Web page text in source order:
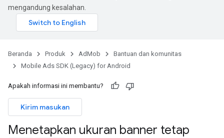
mengandung kesalahan.
Beranda Produk AdMob
Bantuan dan komunitas
Mobile Ads SDK (Legacy) for Android
Apakah informasi ini membantu?
Kirim masukan
Menetapkan ukuran banner tetap